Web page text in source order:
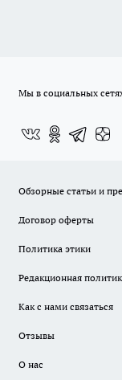
Мы в социальных
Обзорные статьи и
Договор оферты
Политика этики
Редакционная
Как с нами связаться
Отзывы
О нас